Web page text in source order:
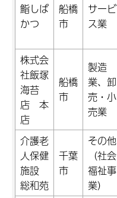
鮨しば
かつ
船橋
市
サービ
ス業
株式会
社飯塚
海苔
店 本
店
船橋
市
製造
業、卸
売・小
売業
介護老
人保健
施設
総和苑
千葉
市
その他
（社会
福祉事
業）